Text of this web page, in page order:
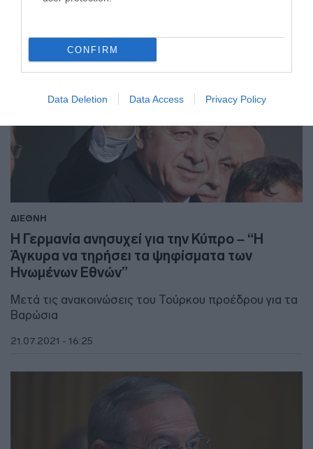
CONFIRM
Data Deletion Data Access Privacy Policy
ΔΙΕΘΝΗ
Η Γερμανία ανησυχεί για την Κύπρο – “Η
Άγκυρα να τηρήσει τα ψηφίσματα των
Ηνωμένων Εθνών”
Μετά τις ανακοινώσεις του Τούρκου προέδρου για τα
Βαρώσια
21.07.2021 - 16:25